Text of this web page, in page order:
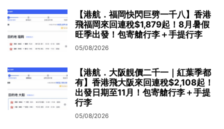
【港航．福岡快閃巨劈一千八】香港
飛福岡來回連稅$1,879起！8月暑假
旺季出發！包寄艙行李＋手提行李
05/08/2026
【港航．大阪靚價二千一｜紅葉季都
有】香港飛大阪來回連稅$2,108起！
出發日期至11月！包寄艙行李＋手提
行李
05/08/2026